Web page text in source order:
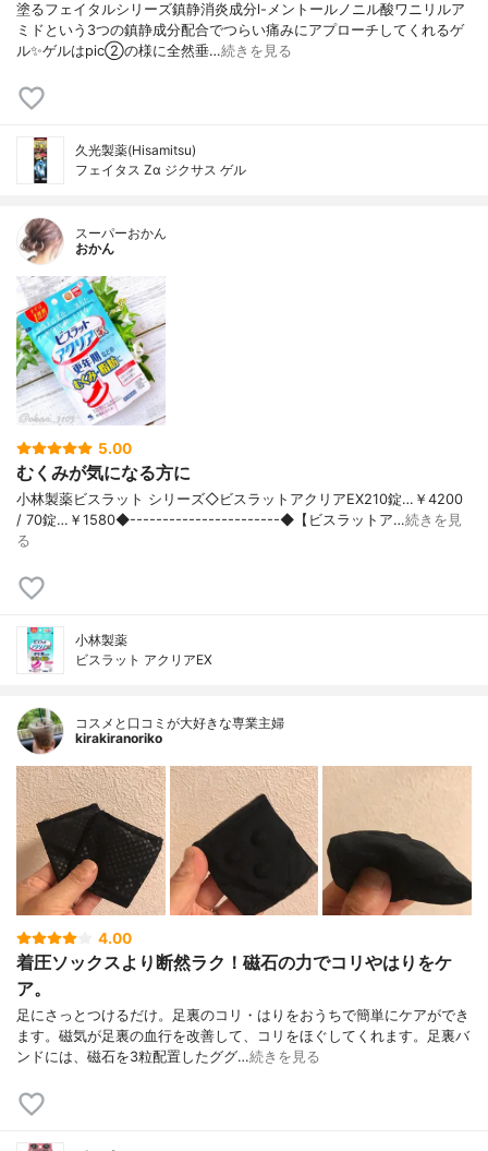
塗るフェイタルシリーズ鎮静消炎成分l-メントールノニル酸ワニリルア
ミドという3つの鎮静成分配合でつらい痛みにアプローチしてくれるゲ
ル✨ゲルはpic②の様に全然垂…続きを見る
久光製薬(Hisamitsu)
フェイタス Zα ジクサス ゲル
スーパーおかん
おかん
5.00
むくみが気になる方に
小林製薬ビスラット シリーズ◇ビスラットアクリアEX210錠…￥4200
/ 70錠…￥1580◆-----------------------◆【ビスラットア…続きを見
る
小林製薬
ビスラット アクリアEX
コスメと口コミが大好きな専業主婦
kirakiranoriko
4.00
着圧ソックスより断然ラク！磁石の力でコリやはりをケ
ア。
足にさっとつけるだけ。足裏のコリ・はりをおうちで簡単にケアができ
ます。磁気が足裏の血行を改善して、コリをほぐしてくれます。足裏バ
ンドには、磁石を3粒配置したググ…続きを見る